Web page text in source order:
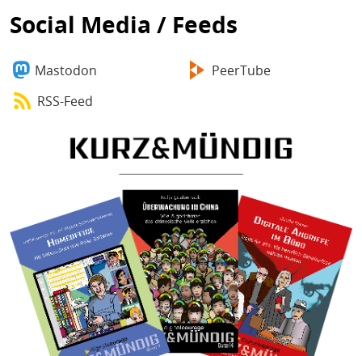
Social Media / Feeds
Mastodon
PeerTube
RSS-Feed